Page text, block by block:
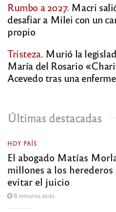
Rumbo a 2027. Macri
desafiar a Milei con un
propio
Tristeza. Murió la
María del Rosario
Acevedo tras una
Últimas destacadas
HOY PAÍS
El abogado Matías
millones a los
evitar el juicio
8 minutos atrás